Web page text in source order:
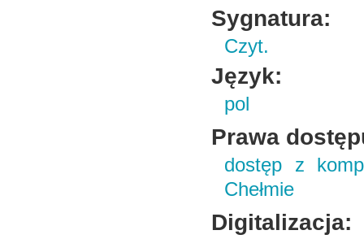
Sygnatura:
Czyt.
Język:
pol
Prawa
dostęp z
Chełmie
Digitalizacja: